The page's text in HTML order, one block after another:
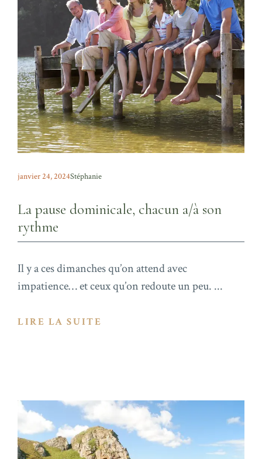
janvier 24, 2024Stéphanie
La pause dominicale, chacun a/à son
rythme
Il y a ces dimanches qu’on attend avec
impatience… et ceux qu’on redoute un peu. ...
LIRE LA SUITE